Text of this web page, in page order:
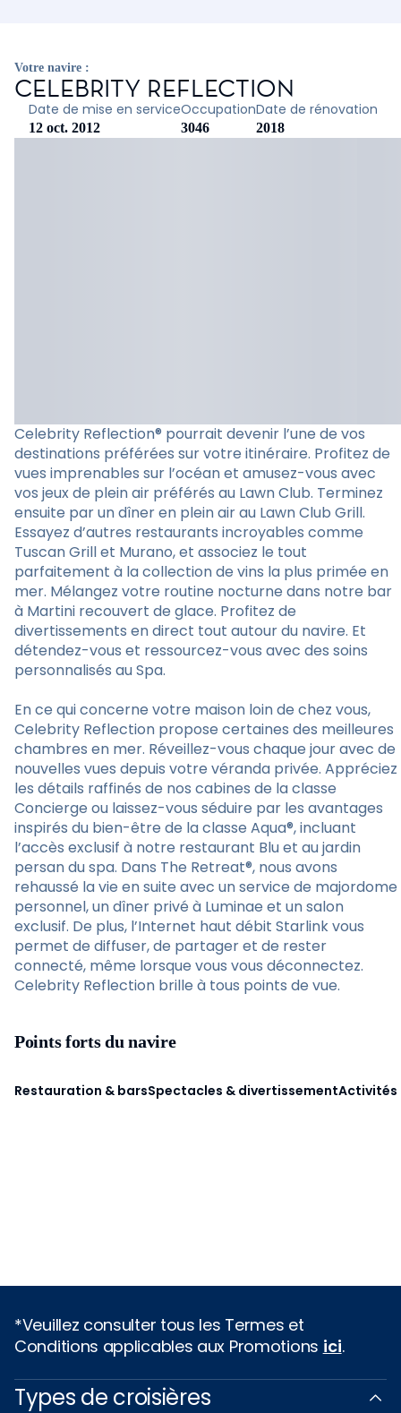
Votre navire :
CELEBRITY REFLECTION
Date de mise en service
12 oct. 2012
Occupation
3046
Date de rénovation
2018
Celebrity Reflection® pourrait devenir l’une de vos
destinations préférées sur votre itinéraire. Profitez de
vues imprenables sur l’océan et amusez-vous avec
vos jeux de plein air préférés au Lawn Club. Terminez
ensuite par un dîner en plein air au Lawn Club Grill.
Essayez d’autres restaurants incroyables comme
Tuscan Grill et Murano, et associez le tout
parfaitement à la collection de vins la plus primée en
mer. Mélangez votre routine nocturne dans notre bar
à Martini recouvert de glace. Profitez de
divertissements en direct tout autour du navire. Et
détendez-vous et ressourcez-vous avec des soins
personnalisés au Spa.
En ce qui concerne votre maison loin de chez vous,
Celebrity Reflection propose certaines des meilleures
chambres en mer. Réveillez-vous chaque jour avec de
nouvelles vues depuis votre véranda privée. Appréciez
les détails raffinés de nos cabines de la classe
Concierge ou laissez-vous séduire par les avantages
inspirés du bien-être de la classe Aqua®, incluant
l’accès exclusif à notre restaurant Blu et au jardin
persan du spa. Dans The Retreat®, nous avons
rehaussé la vie en suite avec un service de majordome
personnel, un dîner privé à Luminae et un salon
exclusif. De plus, l’Internet haut débit Starlink vous
permet de diffuser, de partager et de rester
connecté, même lorsque vous vous déconnectez.
Celebrity Reflection brille à tous points de vue.
Points forts du navire
Restauration & barsSpectacles & divertissementActivités
*Veuillez consulter tous les Termes et
Conditions applicables aux Promotions ici.
Types de croisières